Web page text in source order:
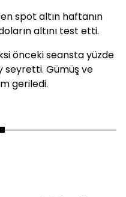
spot altın haftanın
altını test etti.
önceki seansta yüzde
seyretti. Gümüş ve
geriledi.